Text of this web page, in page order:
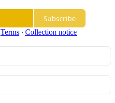
Subscribe
Terms ∙ Collection notice